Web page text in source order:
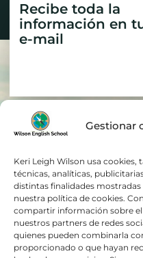
Gestionar
Keri Leigh Wilson usa
técnicas, analíticas,
distintas finalidades
nuestra política de cookies.
compartir información sobre
nuestros partners de redes
quienes pueden combinarla
proporcionado o que hayan
Recibe toda la
información en
e-mail
Campamentos
de inglés en
Irlanda desde
España – The
Wilson School
of English.
El
El lugar
Turismo en
Irlanda